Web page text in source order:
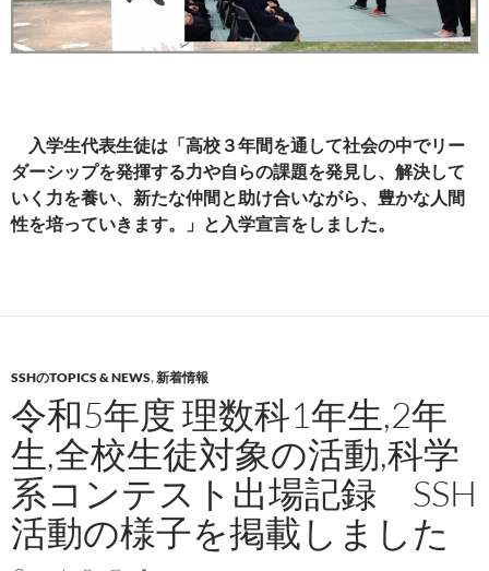
入学生代表生徒は「高校３年間を通して社会の中でリー
ダーシップを発揮する力や自らの課題を発見し、解決して
いく力を養い、新たな仲間と助け合いながら、豊かな人間
性を培っていきます。」と入学宣言をしました。
SSHのTOPICS & NEWS,新着情報
令和5年度 理数科1年生,2年
生,全校生徒対象の活動,科学
系コンテスト出場記録 SSH
活動の様子を掲載しました